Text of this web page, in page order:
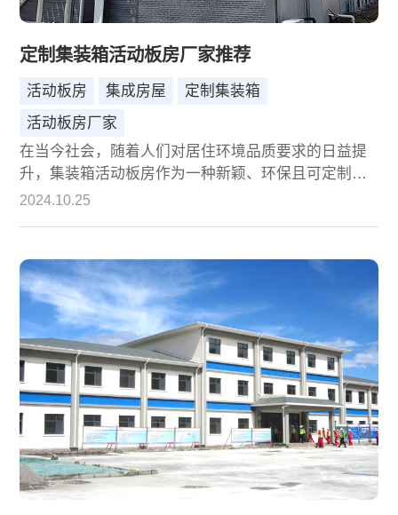
定制集装箱活动板房厂家推荐
活动板房 集成房屋
定制集装箱
活动板房厂家
在当今社会，随着人们对居住环境品质要求的日益提
升，集装箱活动板房作为一种新颖、环保且可定制的
居住空间解决方案，正逐渐受到越来越多人的青睐。
计和优质的服务，成为了众多客户的首选。本文将详
细介绍诚栋公司及其在定制集装箱活动板房领域的优
势，为您的选择提供有力参考。
2024.10.25